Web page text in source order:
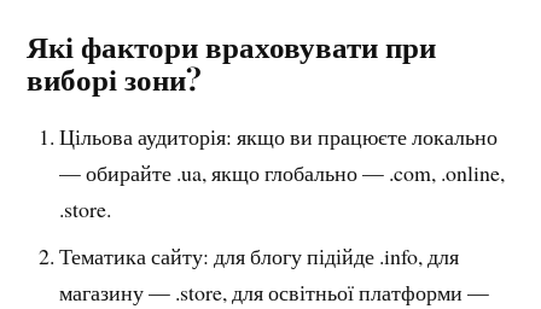
Які фактори враховувати при
виборі зони?
Цільова аудиторія: якщо ви працюєте локально
— обирайте .ua, якщо глобально — .com, .online,
.store.
Тематика сайту: для блогу підійде .info, для
магазину — .store, для освітньої платформи —